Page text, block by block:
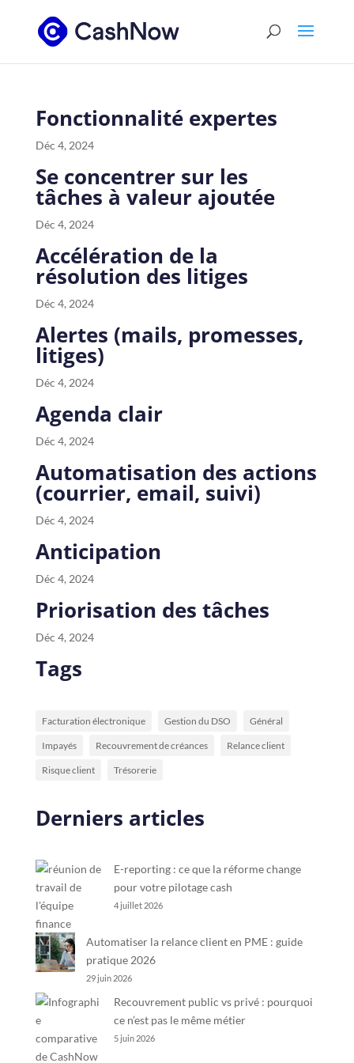
Fonctionnalité expertes
Déc 4, 2024
Se concentrer sur les
tâches à valeur ajoutée
Déc 4, 2024
Accélération de la
résolution des litiges
Déc 4, 2024
Alertes (mails, promesses,
litiges)
Déc 4, 2024
Agenda clair
Déc 4, 2024
Automatisation des actions
(courrier, email, suivi)
Déc 4, 2024
Anticipation
Déc 4, 2024
Priorisation des tâches
Déc 4, 2024
Tags
Facturation électronique Gestion du DSO Général
Impayés Recouvrement de créances Relance client
Risque client Trésorerie
Derniers articles
E-reporting : ce que la réforme change
pour votre pilotage cash
4 juillet 2026
Automatiser la relance client en PME : guide
pratique 2026
29 juin 2026
Recouvrement public vs privé : pourquoi
ce n’est pas le même métier
5 juin 2026